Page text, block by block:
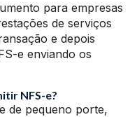
para empresas
de serviços
e depois
e enviando os
NFS-e?
de pequeno porte,